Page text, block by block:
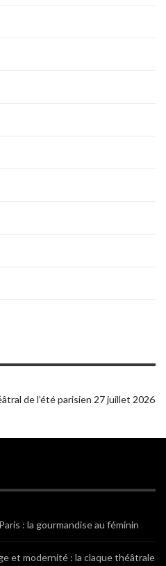
de l’été parisien 27 juillet 2026
: la gourmandise au féminin
et modernité : la claque théâtrale